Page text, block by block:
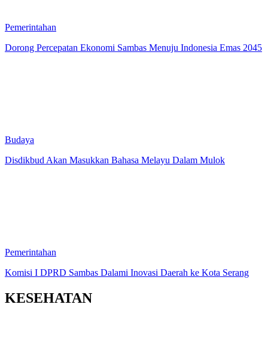
Pemerintahan
Dorong Percepatan Ekonomi Sambas Menuju Indonesia Emas 2045
Budaya
Disdikbud Akan Masukkan Bahasa Melayu Dalam Mulok
Pemerintahan
Komisi I DPRD Sambas Dalami Inovasi Daerah ke Kota Serang
KESEHATAN